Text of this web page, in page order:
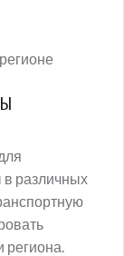
в различных